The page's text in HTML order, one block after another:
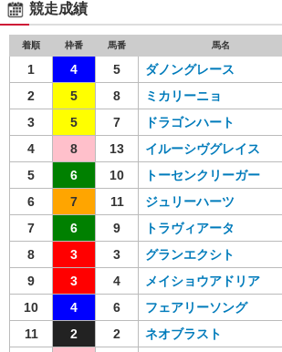
競走成績
着順 枠番 馬番 馬名
1 4 5 ダノングレース
2
5 8 ミカリーニョ
3
5 7 ドラゴンハート
4
8 13 イルーシヴグレイス
5
6 10 トーセンクリーガー
6
7 11 ジュリーハーツ
7
6 9 トラヴィアータ
8
3 3 グランエクシト
9
3 4 メイショウアドリア
10
4 6 フェアリーソング
11
2 2 ネオブラスト